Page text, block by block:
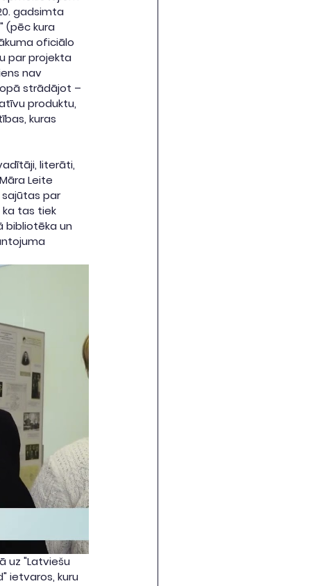
gadsimta
(pēc kura
oficiālo
par projekta
nav
strādājot –
produktu,
kuras
literāti,
Leite
par
ka tas tiek
bibliotēka un
uz "Latviešu
ietvaros, kuru